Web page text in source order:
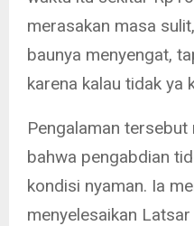
merasakan masa
baunya menyengat,
karena kalau tidak ya
Pengalaman
bahwa pengabdian
kondisi nyaman. Ia
menyelesaikan